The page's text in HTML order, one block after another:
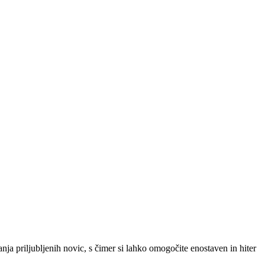
priljubljenih novic, s čimer si lahko omogočite enostaven in hiter